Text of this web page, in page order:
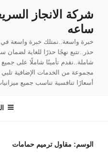
المحتوىساعه
خبرة واسعة..نمتلك خبرة واسعة في
حذر..نتبع نهجًا حذرًا للغاية لضمان
شاملة..نقدم تأمينًا شاملًا على
مجموعة من الخدمات الإضافية تلبي
أسعارًا تنافسية تناسب جميع
الوسم: مقاول ترميم حمامات